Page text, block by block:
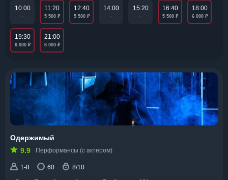
10:00
-
11:20
5 500 ₽
12:40
5 500 ₽
14:00
-
15:20
-
16:40
5 500 ₽
18:00
6 000 ₽
19:30
6 000 ₽
21:00
6 000 ₽
Одержимый
9.9
Перформансы (с актером)
1-8 60 8/10